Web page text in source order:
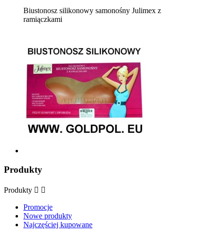
Biustonosz silikonowy samonośny Julimex z
ramiączkami
Produkty
Produkty  
Promocje
Nowe produkty
Najczęściej kupowane